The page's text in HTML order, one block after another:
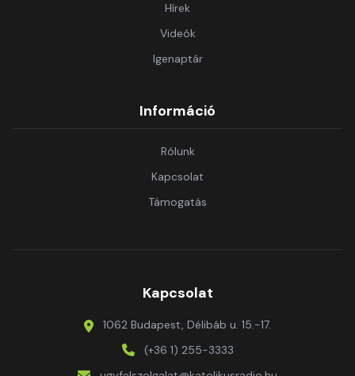
Hírek
Videók
Igenaptár
Információ
Rólunk
Kapcsolat
Támogatás
Kapcsolat
1062 Budapest, Délibáb u. 15.-17.
(+36 1) 255-3333